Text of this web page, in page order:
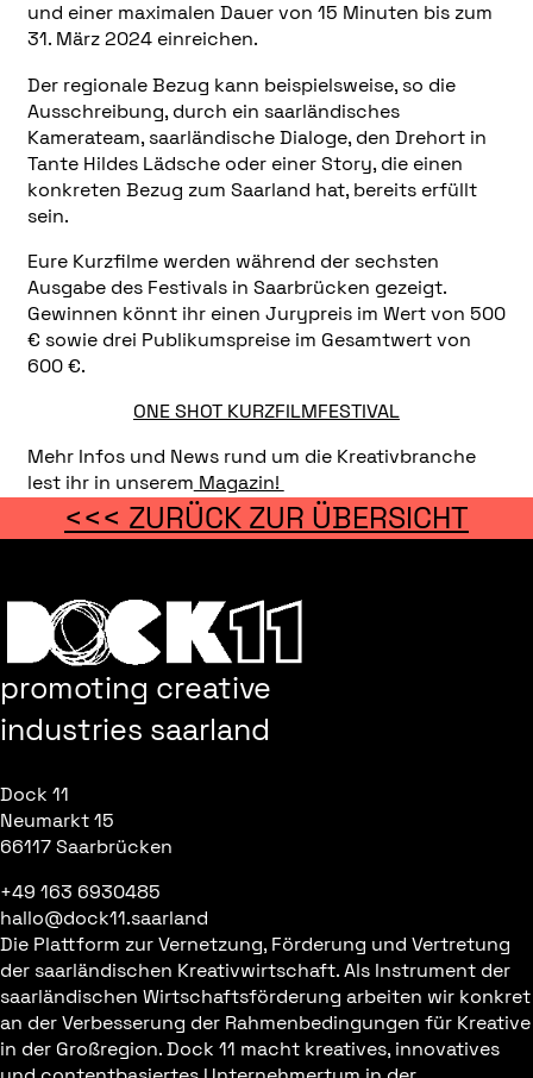
und einer maximalen Dauer von 15 Minuten bis zum
31. März 2024 einreichen.
Der regionale Bezug kann beispielsweise, so die
Ausschreibung, durch ein saarländisches
Kamerateam, saarländische Dialoge, den Drehort in
Tante Hildes Lädsche oder einer Story, die einen
konkreten Bezug zum Saarland hat, bereits erfüllt
sein.
Eure Kurzfilme werden während der sechsten
Ausgabe des Festivals in Saarbrücken gezeigt.
Gewinnen könnt ihr einen Jurypreis im Wert von 500
€ sowie drei Publikumspreise im Gesamtwert von
600 €.
ONE SHOT KURZFILMFESTIVAL
Mehr Infos und News rund um die Kreativbranche
lest ihr in unserem Magazin!
<<< ZURÜCK ZUR ÜBERSICHT
promoting creative
industries saarland
Dock 11
Neumarkt 15
66117 Saarbrücken
+49 163 6930485
hallo@dock11.saarland
Die Plattform zur Vernetzung, Förderung und Vertretung
der saarländischen Kreativwirtschaft. Als Instrument der
saarländischen Wirtschaftsförderung arbeiten wir konkret
an der Verbesserung der Rahmenbedingungen für Kreative
in der Großregion. Dock 11 macht kreatives, innovatives